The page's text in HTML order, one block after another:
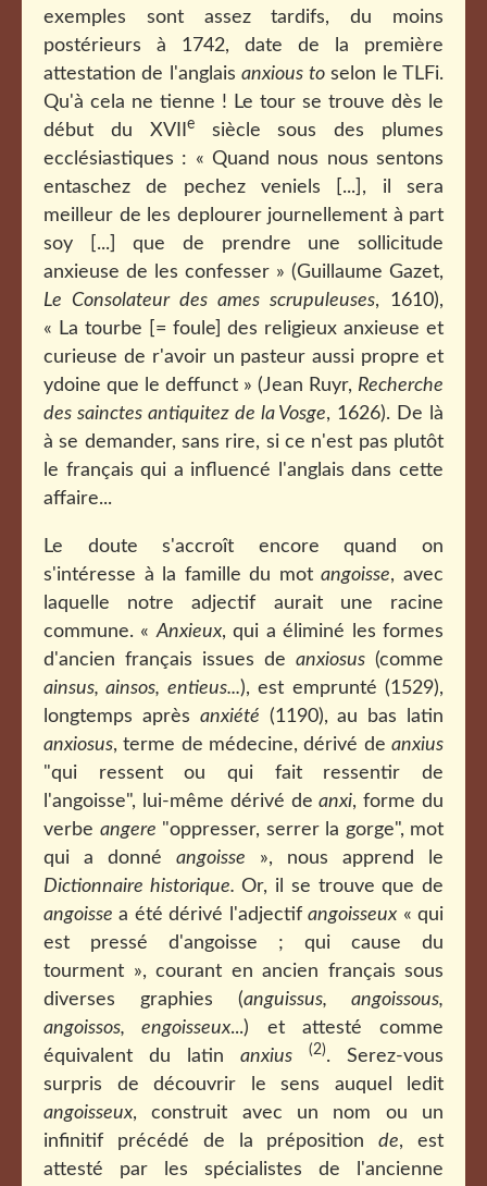
exemples sont assez tardifs, du moins
postérieurs à 1742, date de la première
attestation de l'anglaisanxious toselon le TLFi.
Qu'à cela ne tienne ! Le tour se trouve dès le
début du XVII
esiècle sous des plumes
ecclésiastiques : « Quand nous nous sentons
entaschez de pechez veniels [...], il sera
meilleur de les deplourer journellement à part
soy [...] que de prendre une sollicitude
anxieuse de les confesser » (Guillaume Gazet,
Le Consolateur des ames scrupuleuses, 1610),
« La tourbe [= foule] des religieux anxieuse et
curieuse de r'avoir un pasteur aussi propre et
ydoine que le deffunct » (Jean Ruyr, Recherche
des sainctes antiquitez de la Vosge, 1626). De là
à se demander, sans rire, si ce n'est pas plutôt
le français qui a influencé l'anglais dans cette
affaire...
Le doute s'accroît encore quand on
s'intéresse à la famille du motangoisse, avec
laquelle notre adjectif aurait une racine
commune. «Anxieux, qui a éliminé les formes
d'ancien français issues de anxiosus (comme
ainsus, ainsos, entieus...), est emprunté (1529),
longtemps après anxiété (1190), au bas latin
anxiosus, terme de médecine, dérivé de anxius
"qui ressent ou qui fait ressentir de
l'angoisse", lui-même dérivé deanxi, forme du
verbe angere "oppresser, serrer la gorge", mot
qui a donné angoisse », nous apprend le
Dictionnaire historique. Or, il se trouve que de
angoisse a été dérivé l'adjectifangoisseux « qui
est pressé d'angoisse ; qui cause du
tourment », courant en ancien français sous
diverses graphies (anguissus, angoissous,
angoissos, engoisseux...) et attesté comme
équivalent du latin anxius (2). Serez-vous
surpris de découvrir le sens auquel ledit
angoisseux, construit avec un nom ou un
infinitif précédé de la prépositionde, est
attesté par les spécialistes de l'ancienne